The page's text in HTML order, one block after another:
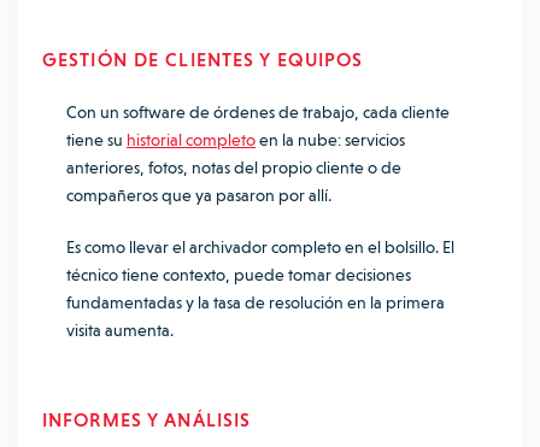
GESTIÓN DE CLIENTES Y EQUIPOS
Con un software de órdenes de trabajo, cada cliente
tiene su historial completoen la nube: servicios
anteriores, fotos, notas del propio cliente o de
compañeros que ya pasaron por allí.
Es como llevar el archivador completo en el bolsillo. El
técnico tiene contexto, puede tomar decisiones
fundamentadas y la tasa de resolución en la primera
visita aumenta.
INFORMES Y ANÁLISIS